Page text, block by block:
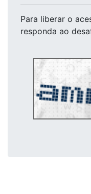
Para liberar o
responda ao